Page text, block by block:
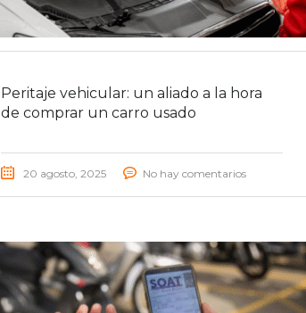
Peritaje vehicular: un aliado a la hora
de comprar un carro usado
20 agosto, 2025 No hay comentarios